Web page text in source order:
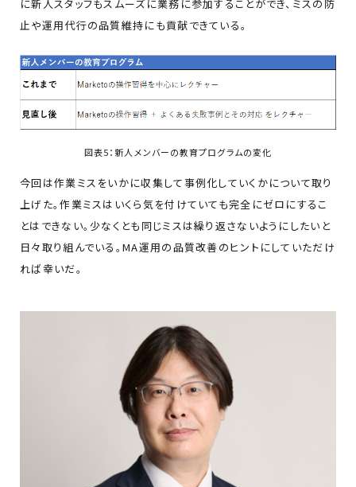
に新人スタッフもスムーズに業務に参加することができ、ミスの防
止や運用代行の品質維持にも貢献できている。
図表5：新人メンバーの教育プログラムの変化
今回は作業ミスをいかに収集して事例化していくかについて取り
上げた。作業ミスはいくら気を付けていても完全にゼロにするこ
とはできない。少なくとも同じミスは繰り返さないようにしたいと
日々取り組んでいる。MA運用の品質改善のヒントにしていただけ
れば幸いだ。